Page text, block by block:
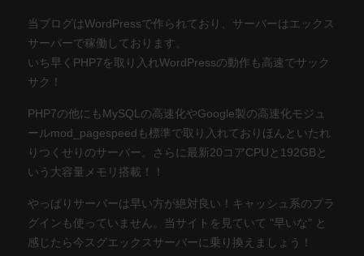
当ブログはWordPressで作られており、サーバーはエックス
サーバーで稼働しております。
いち早くPHP7を取り入れWordPressの動作も高速でサック
サク！
PHP7の他にもMySQLの高速化やGoogle製の高速化モジュ
ールmod_pagespeedも標準で取り入れておりほんといたれ
りつくせりのサーバー。さらに最新20コアCPUと192GBと
いう大容量メモリ搭載！！
やっぱりサーバーは早い方が絶対良い！キャッシュ系のプラ
グインも使っていません。当サイトを見ていて "早いな" と
感じたら今スグエックスサーバーに乗り換えましょう！